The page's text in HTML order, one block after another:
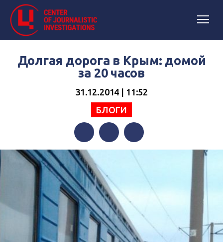
Долгая дорога в Крым: домой
за 20 часов
31.12.2014 | 11:52
БЛОГИ
FacebookTwitterTelegram